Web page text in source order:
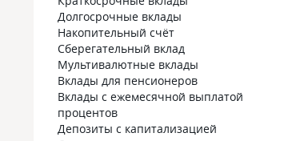
Долгосрочные вклады
Накопительный счёт
Сберегательный вклад
Мультивалютные вклады
Вклады для пенсионеров
Вклады с ежемесячной выплатой
процентов
Депозиты с капитализацией